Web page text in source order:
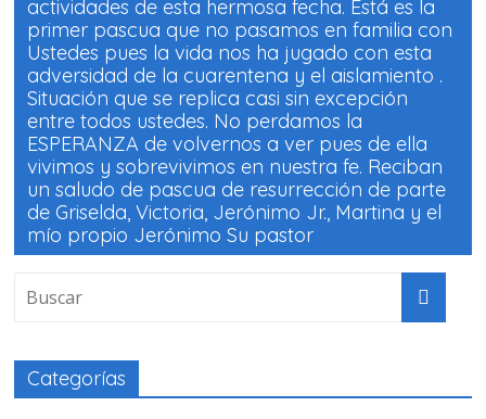
actividades de esta hermosa fecha. Está es la
primer pascua que no pasamos en familia con
Ustedes pues la vida nos ha jugado con esta
adversidad de la cuarentena y el aislamiento .
Situación que se replica casi sin excepción
entre todos ustedes. No perdamos la
ESPERANZA de volvernos a ver pues de ella
vivimos y sobrevivimos en nuestra fe. Reciban
un saludo de pascua de resurrección de parte
de Griselda, Victoria, Jerónimo Jr., Martina y el
mío propio Jerónimo Su pastor
Categorías